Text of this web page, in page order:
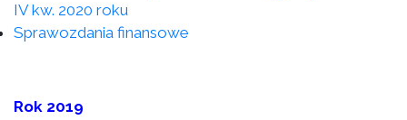
IV kw. 2020 roku
Sprawozdania finansowe
Rok 2019